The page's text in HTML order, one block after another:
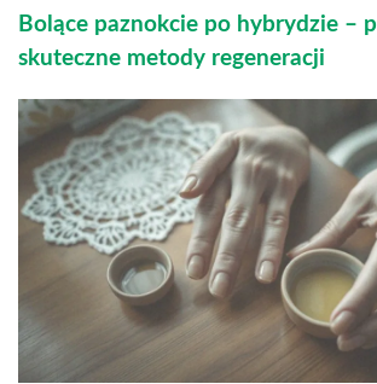
Bolące paznokcie po hybrydzie –
skuteczne metody regeneracji